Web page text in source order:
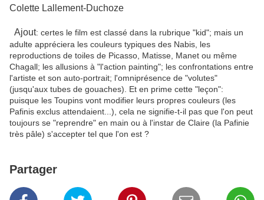
Colette Lallement-Duchoze
Ajout: certes le film est classé dans la rubrique "kid"; mais un
adulte appréciera les couleurs typiques des Nabis, les
reproductions de toiles de Picasso, Matisse, Manet ou même
Chagall; les allusions à "l'action painting"; les confrontations entre
l'artiste et son auto-portrait; l'omniprésence de "volutes"
(jusqu'aux tubes de gouaches). Et en prime cette "leçon":
puisque les Toupins vont modifier leurs propres couleurs (les
Pafinis exclus attendaient...), cela ne signifie-t-il pas que l'on peut
toujours se "reprendre" en main ou à l'instar de Claire (la Pafinie
très pâle) s'accepter tel que l'on est ?
Partager